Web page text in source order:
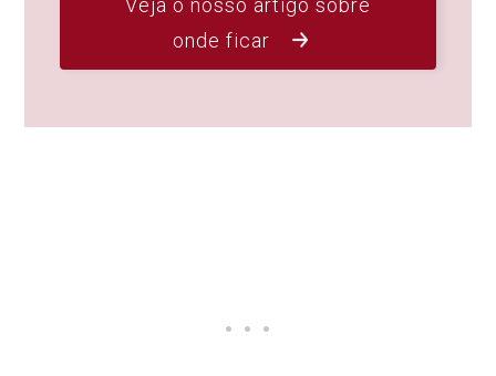
Veja o nosso artigo sobre
onde ficar